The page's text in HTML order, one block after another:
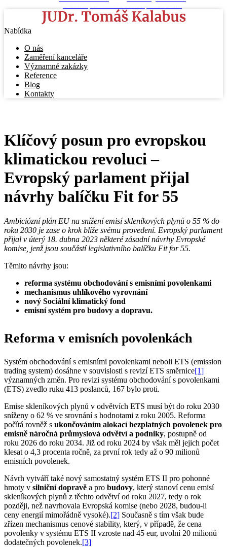
Nabídka
O nás
Zaměření kanceláře
Významné zakázky
Reference
Blog
Kontakty
Klíčový posun pro evropskou
klimatickou revoluci –
Evropský parlament přijal
návrhy balíčku Fit for 55
Ambiciózní plán EU na snížení emisí skleníkových plynů o 55 % do
roku 2030 je zase o krok blíže svému provedení. Evropský parlament
přijal v úterý 18. dubna 2023 některé zásadní návrhy Evropské
komise, jenž jsou součástí legislativního balíčku Fit for 55.
Těmito návrhy jsou:
reforma systému obchodování s emisními povolenkami
mechanismus uhlíkového vyrovnání
nový Sociální klimatický fond
emisní systém pro budovy a dopravu.
Reforma v emisních povolenkách
Systém obchodování s emisními povolenkami neboli ETS (emission
trading system) dosáhne v souvislosti s revizí ETS směrnice[1]
významných změn. Pro revizi systému obchodování s povolenkami
(ETS) zvedlo ruku 413 poslanců, 167 bylo proti.
Emise skleníkových plynů v odvětvích ETS musí být do roku 2030
sníženy o 62 % ve srovnání s hodnotami z roku 2005. Reforma
počítá rovněž s ukončováním alokací bezplatných povolenek pro
emisně náročná průmyslová odvětví a podniky, postupně od
roku 2026 do roku 2034. Již od roku 2024 by však měl jejich počet
klesat o 4,3 procenta ročně, za první rok tedy až o 90 milionů
emisních povolenek.
Návrh vytváří také nový samostatný systém ETS II pro pohonné
hmoty v silniční dopravě a pro budovy, který stanoví cenu emisí
skleníkových plynů z těchto odvětví od roku 2027, tedy o rok
později, než navrhovala Evropská komise (nebo 2028, budou-li
ceny energií mimořádně vysoké).[2] Současně s tím však bude
zřízen mechanismus cenové stability, který, v případě, že cena
povolenky v systému ETS II vzroste nad 45 eur, uvolní 20 milionů
dodatečných povolenek.[3]